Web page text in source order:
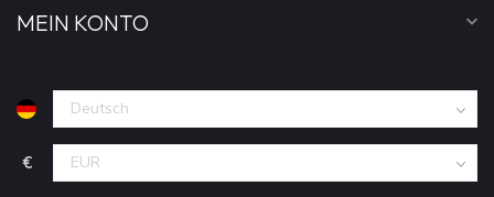
MEIN KONTO
€